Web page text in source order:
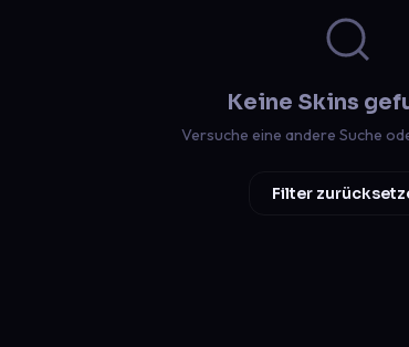
Keine Skins
Versuche eine andere Suche
Filter